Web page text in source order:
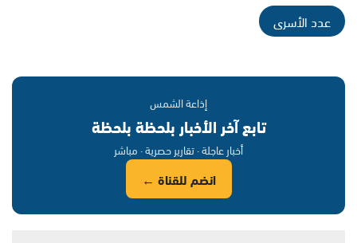
عدد الأسرى
إذاعة الشمس
تابع آخر الأخبار بلحظة بلحظة
أخبار عاجلة · تقارير حصرية · مباشر
انضم للقناة ←